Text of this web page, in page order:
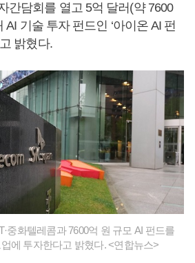
간담회를 열고 5억 달러(약 7600
기술 투자 펀드인 ‘아이온 AI 펀
밝혔다.
중화텔레콤과 7600억 원 규모 AI 펀드를
에 투자한다고 밝혔다. <연합뉴스>